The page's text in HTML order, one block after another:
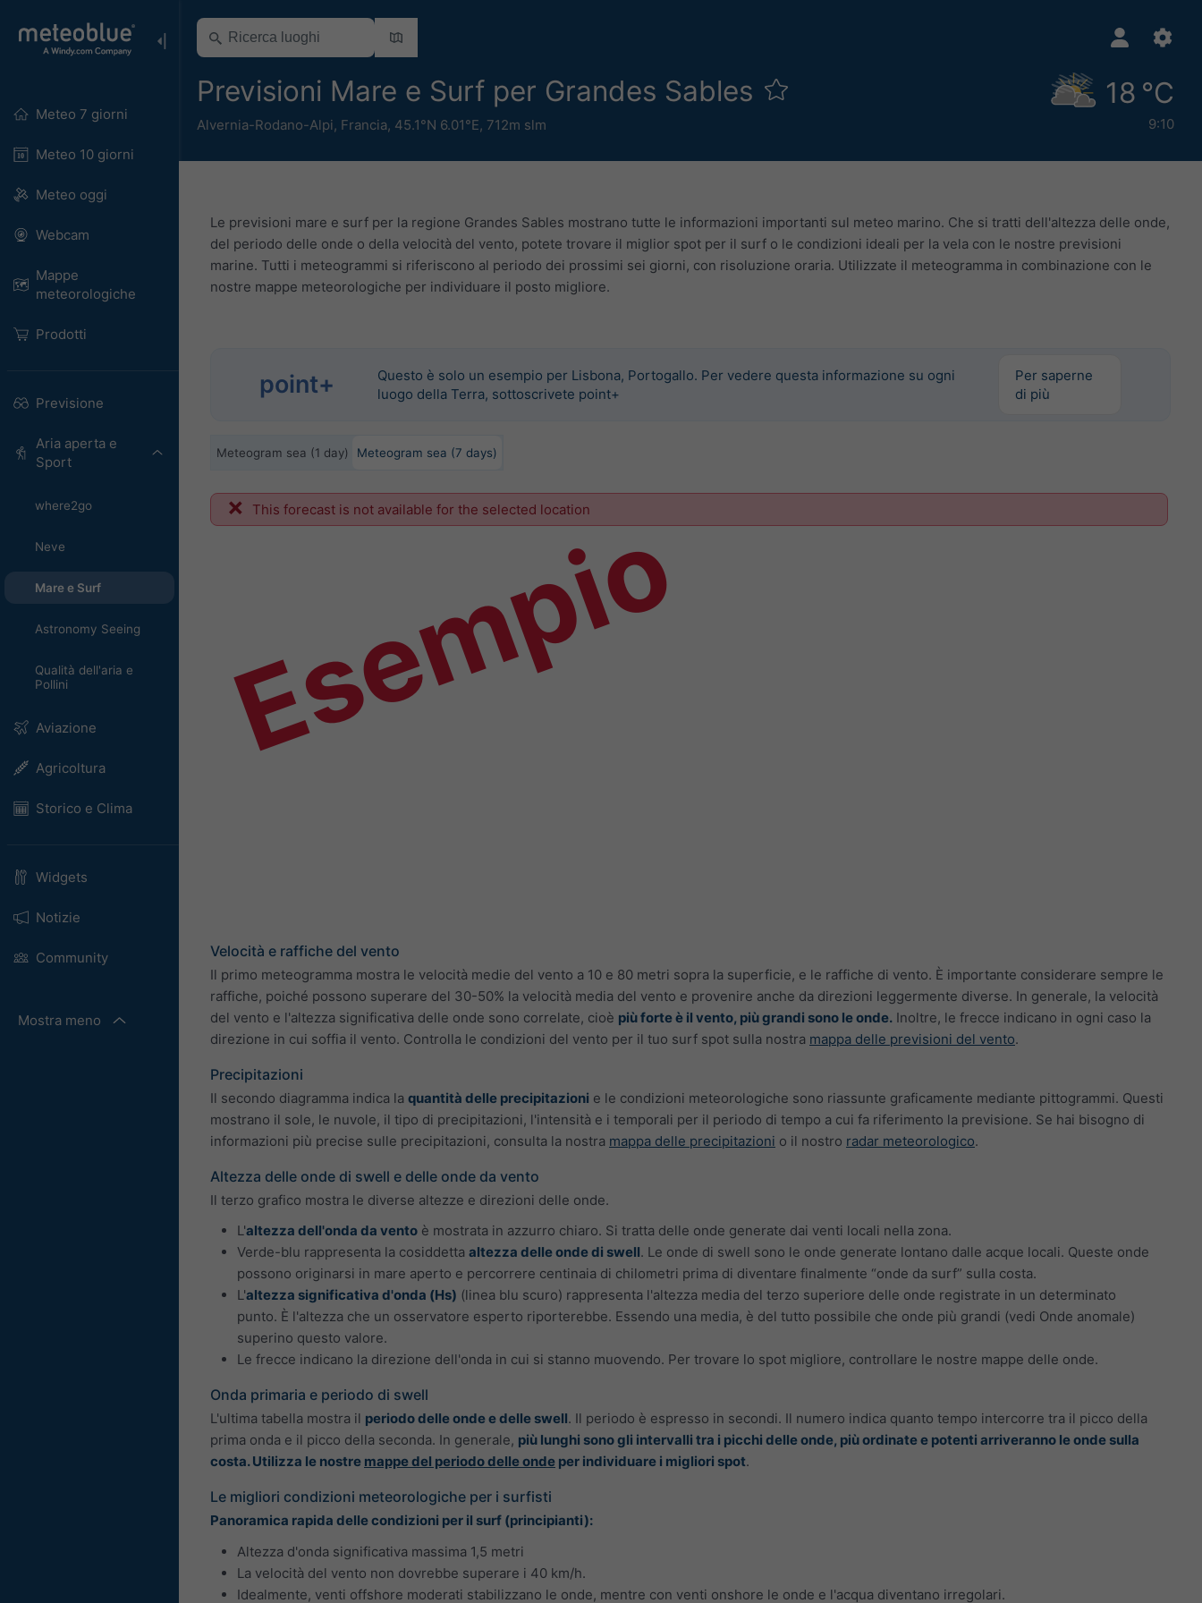
Meteo 7 giorni
Meteo 10 giorni
Meteo oggi
Webcam
Mappe
meteorologiche
Prodotti
Previsione
Aria aperta e
Sport
where2go
Neve
Mare e Surf
Astronomy Seeing
Qualità dell'aria e
Pollini
Aviazione
Agricoltura
Storico e Clima
Widgets
Notizie
Community
Mostra meno
Previsioni Mare e Surf per Grandes Sables
Alvernia-Rodano-Alpi, Francia, 45.1°N 6.01°E, 712m slm
18 °C
9:10
Le previsioni mare e surf per la regione Grandes Sables mostrano tutte le informazioni importanti sul meteo marino. Che si tratti dell'altezza delle onde,
del periodo delle onde o della velocità del vento, potete trovare il miglior spot per il surf o le condizioni ideali per la vela con le nostre previsioni
marine. Tutti i meteogrammi si riferiscono al periodo dei prossimi sei giorni, con risoluzione oraria. Utilizzate il meteogramma in combinazione con le
nostre mappe meteorologiche per individuare il posto migliore.
point+
Questo è solo un esempio per Lisbona, Portogallo. Per vedere questa informazione su ogni
luogo della Terra, sottoscrivete point+
Per saperne
di più
Meteogram sea (1 day) Meteogram sea (7 days)
This forecast is not available for the selected location
Esempio
Velocità e raffiche del vento
Il primo meteogramma mostra le velocità medie del vento a 10 e 80 metri sopra la superficie, e le raffiche di vento. È importante considerare sempre le
raffiche, poiché possono superare del 30-50% la velocità media del vento e provenire anche da direzioni leggermente diverse. In generale, la velocità
del vento e l'altezza significativa delle onde sono correlate, cioè più forte è il vento, più grandi sono le onde. Inoltre, le frecce indicano in ogni caso la
direzione in cui soffia il vento. Controlla le condizioni del vento per il tuo surf spot sulla nostra mappa delle previsioni del vento.
Precipitazioni
Il secondo diagramma indica la quantità delle precipitazioni e le condizioni meteorologiche sono riassunte graficamente mediante pittogrammi. Questi
mostrano il sole, le nuvole, il tipo di precipitazioni, l'intensità e i temporali per il periodo di tempo a cui fa riferimento la previsione. Se hai bisogno di
informazioni più precise sulle precipitazioni, consulta la nostra mappa delle precipitazioni o il nostro radar meteorologico.
Altezza delle onde di swell e delle onde da vento
Il terzo grafico mostra le diverse altezze e direzioni delle onde.
L'altezza dell'onda da vento è mostrata in azzurro chiaro. Si tratta delle onde generate dai venti locali nella zona.
Verde-blu rappresenta la cosiddetta altezza delle onde di swell. Le onde di swell sono le onde generate lontano dalle acque locali. Queste onde
possono originarsi in mare aperto e percorrere centinaia di chilometri prima di diventare finalmente “onde da surf” sulla costa.
L'altezza significativa d'onda (Hs) (linea blu scuro) rappresenta l'altezza media del terzo superiore delle onde registrate in un determinato
punto. È l'altezza che un osservatore esperto riporterebbe. Essendo una media, è del tutto possibile che onde più grandi (vedi Onde anomale)
superino questo valore.
Le frecce indicano la direzione dell'onda in cui si stanno muovendo. Per trovare lo spot migliore, controllare le nostre mappe delle onde.
Onda primaria e periodo di swell
L'ultima tabella mostra il periodo delle onde e delle swell. Il periodo è espresso in secondi. Il numero indica quanto tempo intercorre tra il picco della
prima onda e il picco della seconda. In generale, più lunghi sono gli intervalli tra i picchi delle onde, più ordinate e potenti arriveranno le onde sulla
costa. Utilizza le nostre mappe del periodo delle onde per individuare i migliori spot.
Le migliori condizioni meteorologiche per i surfisti
Panoramica rapida delle condizioni per il surf (principianti):
Altezza d'onda significativa massima 1,5 metri
La velocità del vento non dovrebbe superare i 40 km/h.
Idealmente, venti offshore moderati stabilizzano le onde, mentre con venti onshore le onde e l'acqua diventano irregolari.